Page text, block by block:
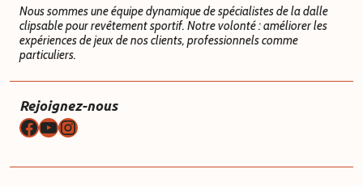
Nous sommes une équipe dynamique de spécialistes de la dalle
clipsable pour revêtement sportif. Notre volonté : améliorer les
expériences de jeux de nos clients, professionnels comme
particuliers.
Rejoignez-nous
Facebook
YouTube
Instagram